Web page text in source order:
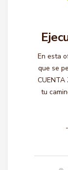
En esta
que se
tu